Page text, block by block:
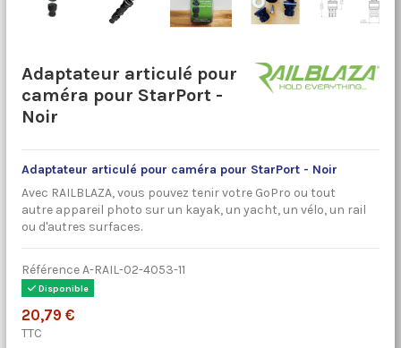
Adaptateur articulé pour
caméra pour StarPort -
Noir
Adaptateur articulé pour caméra pour StarPort - Noir
Avec RAILBLAZA,vous pouvez tenir votre GoPro ou tout
autre appareil photo sur un kayak, un yacht, un vélo, un rail
ou d'autres surfaces.
RéférenceA-RAIL-02-4053-11
Disponible
20,79 €
TTC